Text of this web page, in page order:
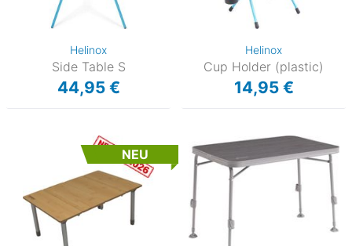
Helinox
Side Table S
44,95 €
Helinox
Cup Holder (plastic)
14,95 €
NEU